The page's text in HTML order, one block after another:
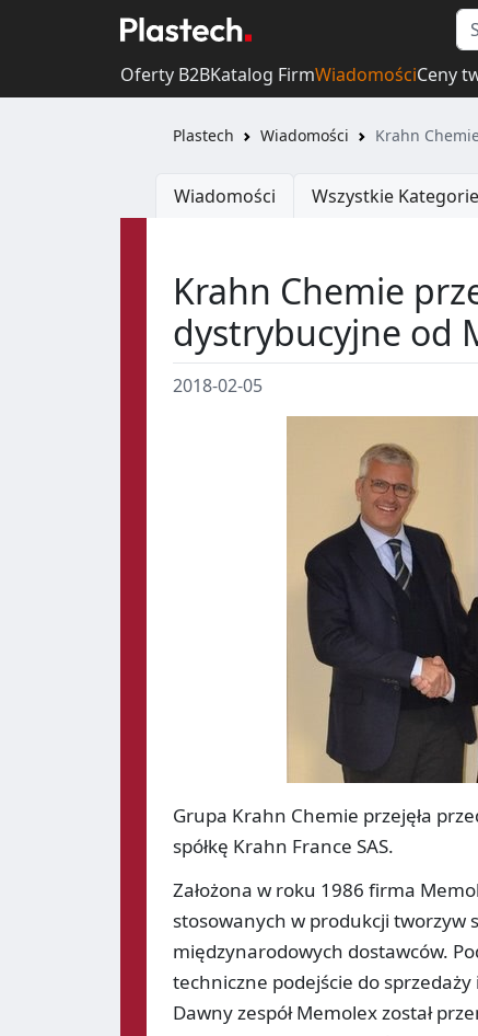
Oferty B2BKatalog FirmWiadomościCeny
Plastech Wiadomości Krahn
Wiadomości Wszystkie Kategorie
Krahn Chemie
dystrybucyjne od
2018-02-05
Grupa Krahn Chemie przejęła
spółkę Krahn France SAS.
Założona w roku 1986 firma
stosowanych w produkcji
międzynarodowych dostawców.
techniczne podejście do
Dawny zespół Memolex został